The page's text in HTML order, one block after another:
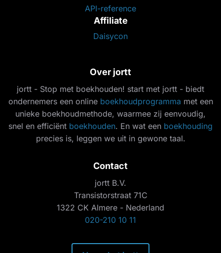
API-reference
Affiliate
Daisycon
Over jortt
jortt - Stop met boekhouden! start met jortt - biedt
ondernemers een online boekhoudprogramma met een
unieke boekhoudmethode, waarmee zij eenvoudig,
snel en efficiënt boekhouden. En wat een boekhouding
precies is, leggen we uit in gewone taal.
Contact
jortt B.V.
Transistorstraat 71C
1322 CK Almere - Nederland
020-210 10 11